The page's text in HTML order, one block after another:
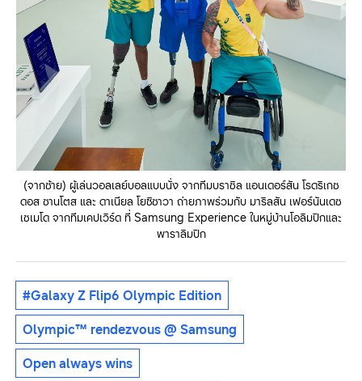
(จากซ้าย) ผู้เล่นวอลเลย์บอลแบบนั่ง จากทีมบราซิล แอนเดอร์สัน โรดริเกซ
ดอส ซานโตส และ ดาเนียล โยชิซาวา ถ่ายภาพร่วมกับ มาริลสัน เฟอร์นันเดซ
เซเมโด จากทีมเคปเวิร์ด ที่ Samsung Experience ในหมู่บ้านโอลิมปิกและ
พาราลิมปิก
#Galaxy Z Flip6 Olympic Edition
Olympic™️ rendezvous @ Samsung
Open always wins